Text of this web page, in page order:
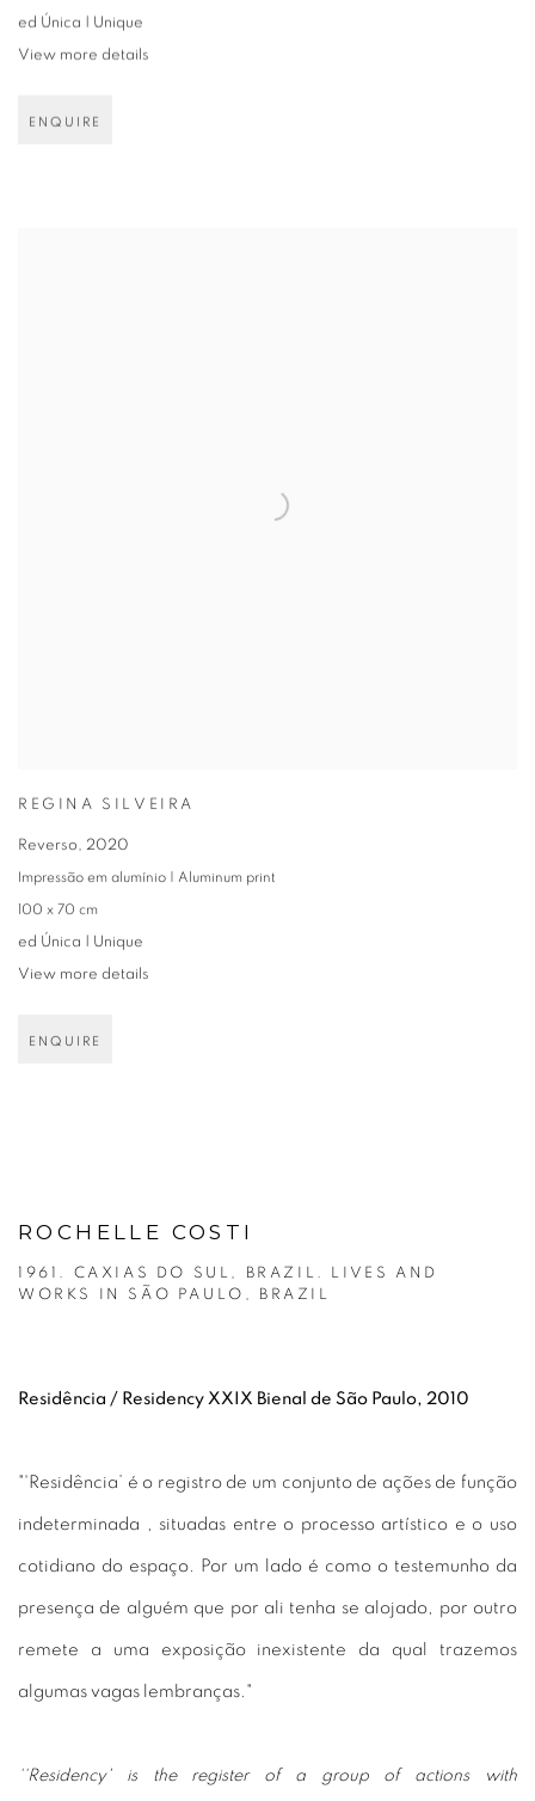
ed Única | Unique
View more details
ENQUIRE
REGINA SILVEIRA
Reverso, 2020
Impressão em alumínio | Aluminum print
100 x 70 cm
ed Única | Unique
View more details
ENQUIRE
ROCHELLE COSTI
1961. CAXIAS DO SUL, BRAZIL. LIVES AND
WORKS IN SÃO PAULO, BRAZIL
Residência / Residency XXIX Bienal de São Paulo, 2010
"'Residência’ é o registro de um conjunto de ações de função
indeterminada , situadas entre o processo artístico e o uso
cotidiano do espaço. Por um lado é como o testemunho da
presença de alguém que por ali tenha se alojado, por outro
remete a uma exposição inexistente da qual trazemos
algumas vagas lembranças."
‘‘Residency' is the register of a group of actions with